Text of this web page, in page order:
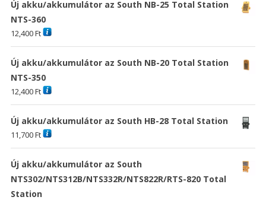
Új akku/akkumulátor az South NB-25 Total Station
NTS-360
12,400Ft
Új akku/akkumulátor az South NB-20 Total Station
NTS-350
12,400Ft
Új akku/akkumulátor az South HB-28 Total Station
11,700Ft
Új akku/akkumulátor az South
NTS302/NTS312B/NTS332R/NTS822R/RTS-820 Total
Station